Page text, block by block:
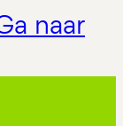
naar